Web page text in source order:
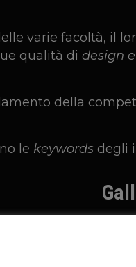
varie facoltà, il
qualità di design
della
le keywordsdegli